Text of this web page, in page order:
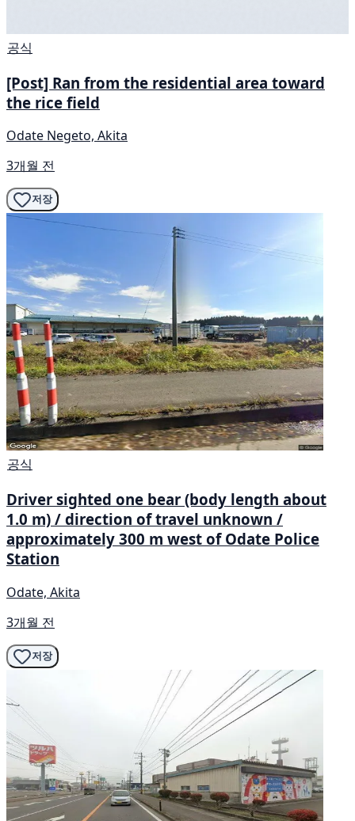
공식
[Post] Ran from the residential area toward
the rice field
Odate Negeto, Akita
3개월 전
저장
공식
Driver sighted one bear (body length about
1.0 m) / direction of travel unknown /
approximately 300 m west of Odate Police
Station
Odate, Akita
3개월 전
저장